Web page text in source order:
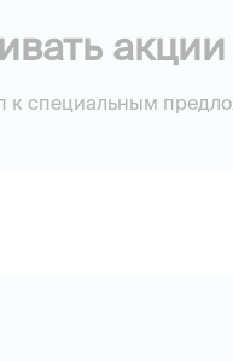
акции
к специальным